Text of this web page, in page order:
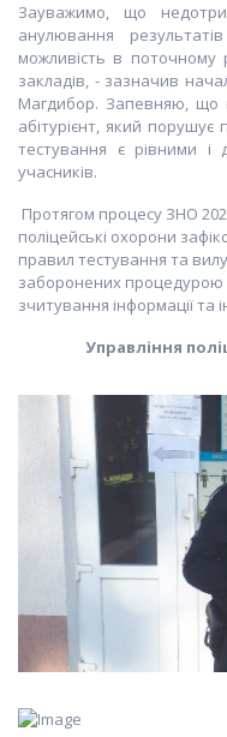
Зауважимо, що
анулювання
можливість в
закладів, - зазначив
Магдибор. Запевняю, що
абітурієнт, який
тестування є рівними
учасників.
Протягом процесу ЗНО
поліцейські охорони
правил тестування та
заборонених процедурою
зчитування інформації та
Управління